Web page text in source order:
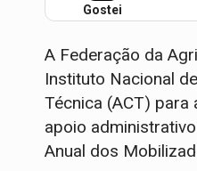
Gostei
A Federação da
Instituto Nacional
Técnica (ACT) para
apoio
Anual dos